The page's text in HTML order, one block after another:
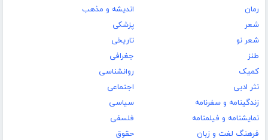
رمان
شعر
شعر نو
طنز
کمیک
نثر ادبی
زندگینامه و سفرنامه
نمایشنامه و فیلمنامه
فرهنگ لغت و زبان
اندیشه و مذهب
پزشکی
تاریخی
جغرافی
روانشناسی
اجتماعی
سیاسی
فلسفی
حقوق